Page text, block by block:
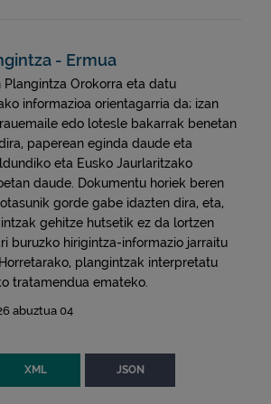
- Ermua
Plangintza Orokorra eta datu
informazioa orientagarria da; izan
edo lotesle bakarrak benetan
paperean eginda daude eta
eta Eusko Jaurlaritzako
daude. Dokumentu horiek beren
gorde gabe idazten dira, eta,
gehitze hutsetik ez da lortzen
buruzko hirigintza-informazio jarraitu
plangintzak interpretatu
tratamendua emateko.
abuztua 04
XML JSON